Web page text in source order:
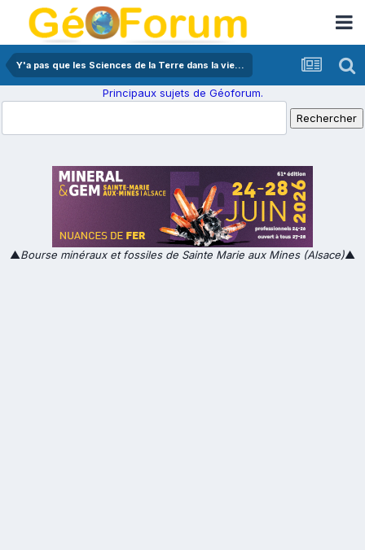
Y'a pas que les Sciences de la Terre dans la vie...
Principaux sujets de Géoforum.
▲Bourse minéraux et fossiles de Sainte Marie aux Mines (Alsace)▲